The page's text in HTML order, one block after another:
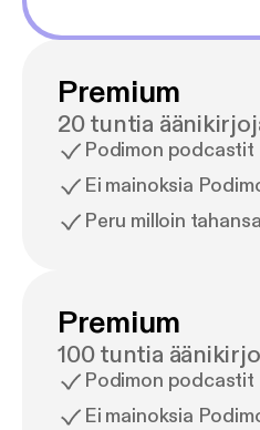
Premium
20 tuntia
Podimon podcastit
Ei mainoksia
Peru milloin tahansa
Premium
100 tuntia
Podimon podcastit
Ei mainoksia